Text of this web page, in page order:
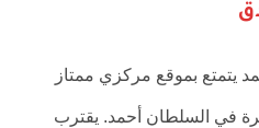
يتمتع بموقع مركزي ممتاز
في السلطان أحمد. يقترب